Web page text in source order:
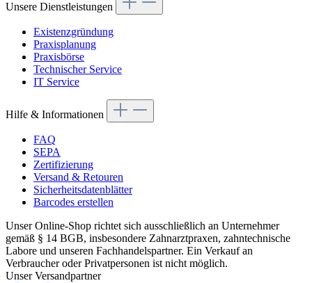
Unsere Dienstleistungen
Existenzgründung
Praxisplanung
Praxisbörse
Technischer Service
IT Service
Hilfe & Informationen
FAQ
SEPA
Zertifizierung
Versand & Retouren
Sicherheitsdatenblätter
Barcodes erstellen
Unser Online-Shop richtet sich ausschließlich an Unternehmer
gemäß § 14 BGB, insbesondere Zahnarztpraxen, zahntechnische
Labore und unseren Fachhandelspartner. Ein Verkauf an
Verbraucher oder Privatpersonen ist nicht möglich.
Unser Versandpartner